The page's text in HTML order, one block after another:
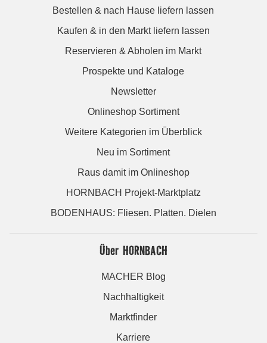
Bestellen & nach Hause liefern lassen
Kaufen & in den Markt liefern lassen
Reservieren & Abholen im Markt
Prospekte und Kataloge
Newsletter
Onlineshop Sortiment
Weitere Kategorien im Überblick
Neu im Sortiment
Raus damit im Onlineshop
HORNBACH Projekt-Marktplatz
BODENHAUS: Fliesen. Platten. Dielen
Über HORNBACH
MACHER Blog
Nachhaltigkeit
Marktfinder
Karriere